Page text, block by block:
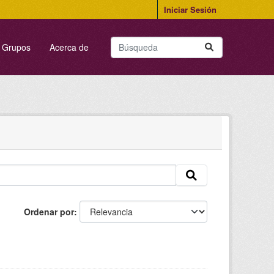
Iniciar Sesión
Grupos Acerca de
Ordenar por